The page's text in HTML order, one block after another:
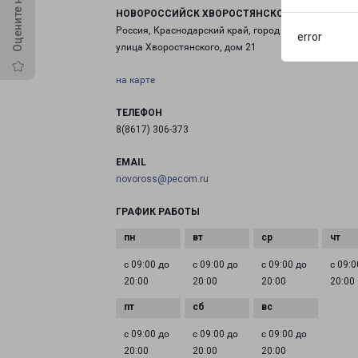
error
НОВОРОССИЙСК ХВОРОСТЯНСКОГО 21
Россия, Краснодарский край, город Новороссийск,
улица Хворостянского, дом 21
на карте
ТЕЛЕФОН
8(8617) 306-373
EMAIL
novoross@pecom.ru
ГРАФИК РАБОТЫ
с 09:00 до
20:00
с 09:00 до
20:00
с 09:00 до
20:00
с
20:00
с 09:00 до
20:00
с 09:00 до
20:00
с 09:00 до
20:00